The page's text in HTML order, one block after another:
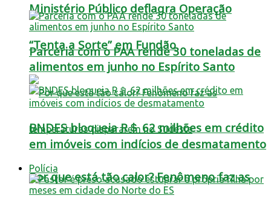
Ministério Público deflagra Operação
“Tenta a Sorte” em Fundão
Por que está tão calor? Fenômeno faz as
Parceria com o PAA rende 30 toneladas de
alimentos em junho no Espírito Santo
BNDES bloqueia R＄ 62 milhões em crédito
em imóveis com indícios de desmatamento
Polícia